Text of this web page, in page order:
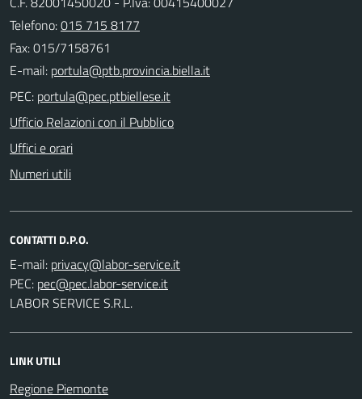
Telefono:015 715 8177
Fax: 015/7158761
E-mail:
PEC:
Ufficio Relazioni con il Pubblico
Uffici e orari
Numeri utili
CONTATTI D.P.O.
E-mail:
PEC:
LABOR SERVICE S.R.L.
LINK UTILI
Regione Piemonte